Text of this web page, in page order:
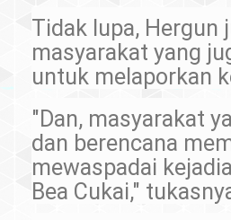
Tidak lupa, Hergun
masyarakat yang
untuk melaporkan
"Dan, masyarakat
dan berencana
mewaspadai
Bea Cukai,"